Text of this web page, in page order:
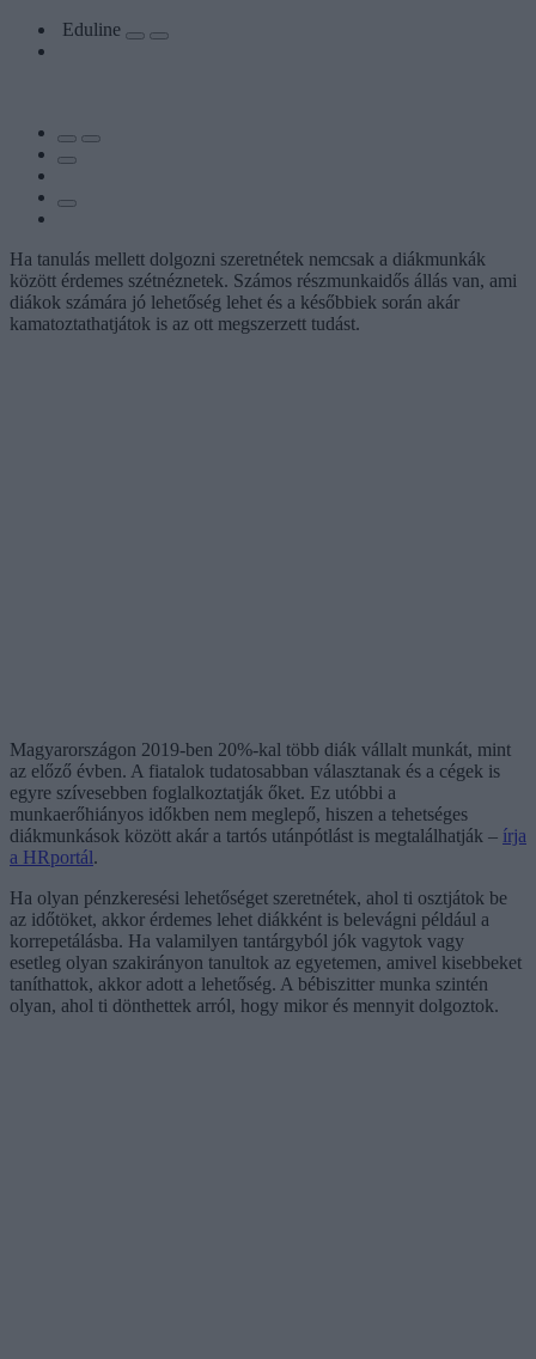
Eduline
Ha tanulás mellett dolgozni szeretnétek nemcsak a diákmunkák
között érdemes szétnéznetek. Számos részmunkaidős állás van, ami
diákok számára jó lehetőség lehet és a későbbiek során akár
kamatoztathatjátok is az ott megszerzett tudást.
Magyarországon 2019-ben 20%-kal több diák vállalt munkát, mint
az előző évben. A fiatalok tudatosabban választanak és a cégek is
egyre szívesebben foglalkoztatják őket. Ez utóbbi a
munkaerőhiányos időkben nem meglepő, hiszen a tehetséges
diákmunkások között akár a tartós utánpótlást is megtalálhatják – írja
a HRportál.
Ha olyan pénzkeresési lehetőséget szeretnétek, ahol ti osztjátok be
az időtöket, akkor érdemes lehet diákként is belevágni például a
korrepetálásba. Ha valamilyen tantárgyból jók vagytok vagy
esetleg olyan szakirányon tanultok az egyetemen, amivel kisebbeket
taníthattok, akkor adott a lehetőség. A bébiszitter munka szintén
olyan, ahol ti dönthettek arról, hogy mikor és mennyit dolgoztok.